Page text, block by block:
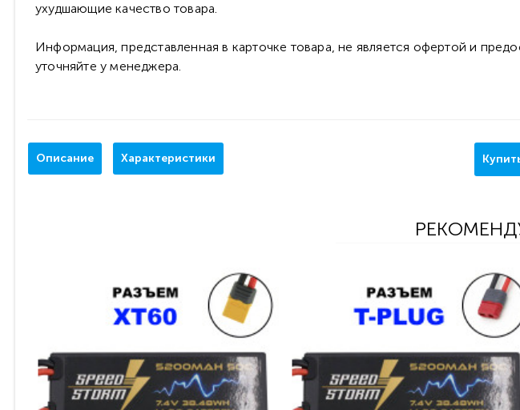
ухудшающие качество товара.
Информация, представленная в карточке товара, не является офертой и
уточняйте у менеджера.
Описание Характеристики